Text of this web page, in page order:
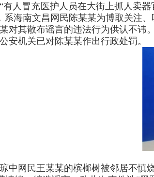
有人冒充医护人员在大街上抓人卖
系海南文昌网民陈某某为博取关注、
对其散布谣言的违法行为供认不讳。
安机关已对陈某某作出行政处罚。
中网民王某某的槟榔树被邻居不慎